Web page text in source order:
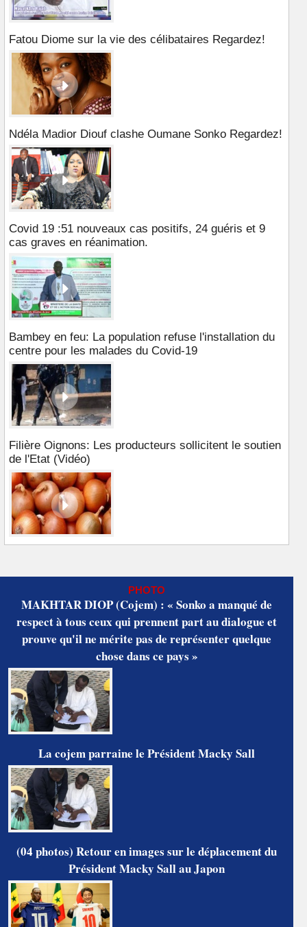
Fatou Diome sur la vie des célibataires Regardez!
Ndéla Madior Diouf clashe Oumane Sonko Regardez!
Covid 19 :51 nouveaux cas positifs, 24 guéris et 9
cas graves en réanimation.
Bambey en feu: La population refuse l'installation du
centre pour les malades du Covid-19
Filière Oignons: Les producteurs sollicitent le soutien
de l'Etat (Vidéo)
PHOTO
MAKHTAR DIOP (Cojem) : « Sonko a manqué de
respect à tous ceux qui prennent part au dialogue et
prouve qu'il ne mérite pas de représenter quelque
chose dans ce pays »
La cojem parraine le Président Macky Sall
(04 photos) Retour en images sur le déplacement du
Président Macky Sall au Japon